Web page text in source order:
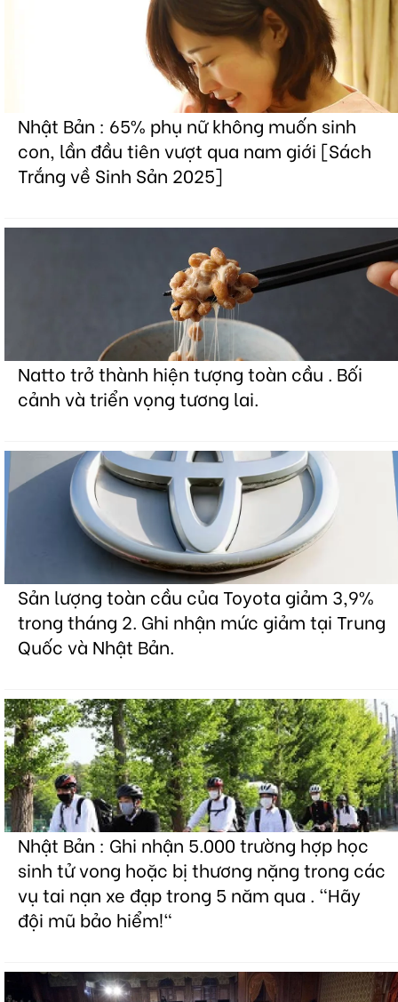
Nhật Bản : 65% phụ nữ không muốn sinh
con, lần đầu tiên vượt qua nam giới [Sách
Trắng về Sinh Sản 2025]
Natto trở thành hiện tượng toàn cầu . Bối
cảnh và triển vọng tương lai.
Sản lượng toàn cầu của Toyota giảm 3,9%
trong tháng 2. Ghi nhận mức giảm tại Trung
Quốc và Nhật Bản.
Nhật Bản : Ghi nhận 5.000 trường hợp học
sinh tử vong hoặc bị thương nặng trong các
vụ tai nạn xe đạp trong 5 năm qua . "Hãy
đội mũ bảo hiểm!"